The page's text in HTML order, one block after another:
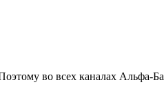
во всех каналах Альфа-